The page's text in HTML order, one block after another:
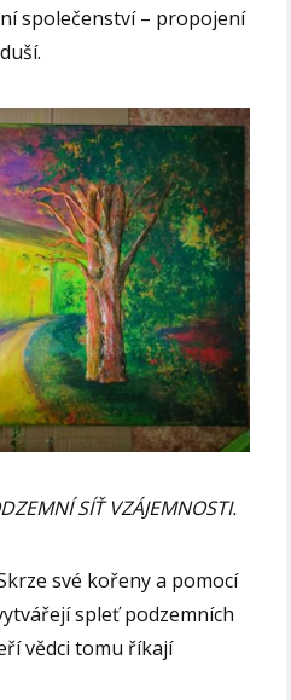
společenství – propojení
duší.
SÍŤ VZÁJEMNOSTI.
své kořeny a pomocí
spleť podzemních
vědci tomu říkají